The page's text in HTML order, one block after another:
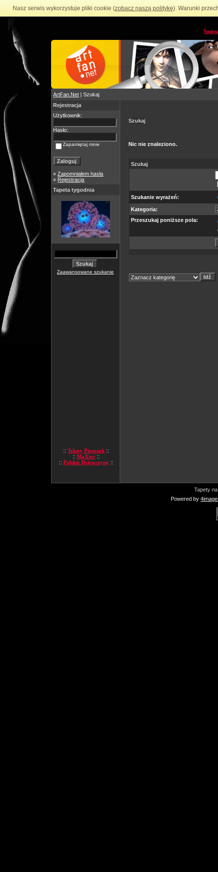
Nasz serwis wykorzystuje pliki cookie (zobacz naszą politykę). Warunki
ArtFan.Net | Szukaj
Rejestracja
Użytkownik:
Hasło:
Zapamiętaj mnie
»Zapomniałem hasła
» Rejestracja
Tapeta tygodnia
Zaawansowane szukanie
:: Teksty Piosenek ::
:: MaXior ::
:: Polskie Dziewczyny ::
Szukaj
Nic nie znaleziono.
Szukaj
Szukanie wyrażeń:
Kategoria:
Przeszukaj poniższe pola:
Tapety
Powered by